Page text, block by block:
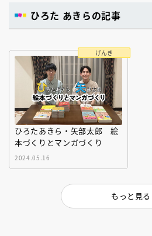
ひろた あきらの記事
げんき
ひろたあきら・矢部太郎 絵
本づくりとマンガづくり
2024.05.16
もっと見る